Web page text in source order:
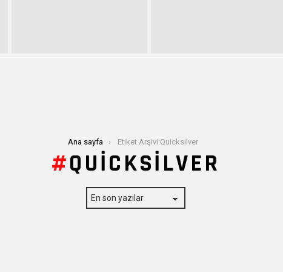
Ana sayfa Etiket Arşivi:Quicksilver
QUICKSILVER